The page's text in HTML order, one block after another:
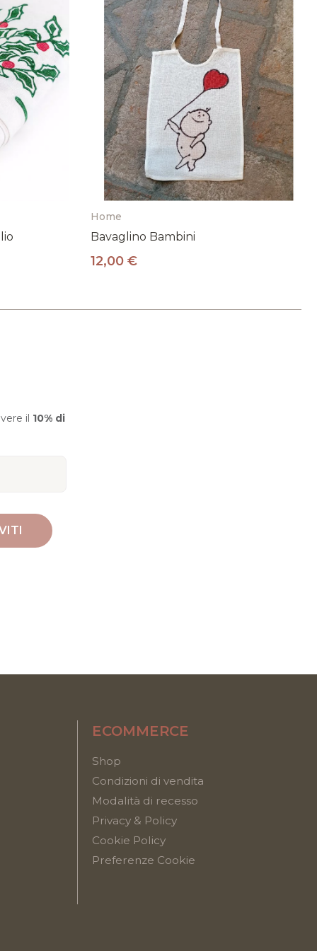
Home
Bavaglino Bambini
12,00 €
il 10% di
ECOMMERCE
Shop
Condizioni di vendita
Modalità di recesso
Privacy & Policy
Cookie Policy
Preferenze Cookie